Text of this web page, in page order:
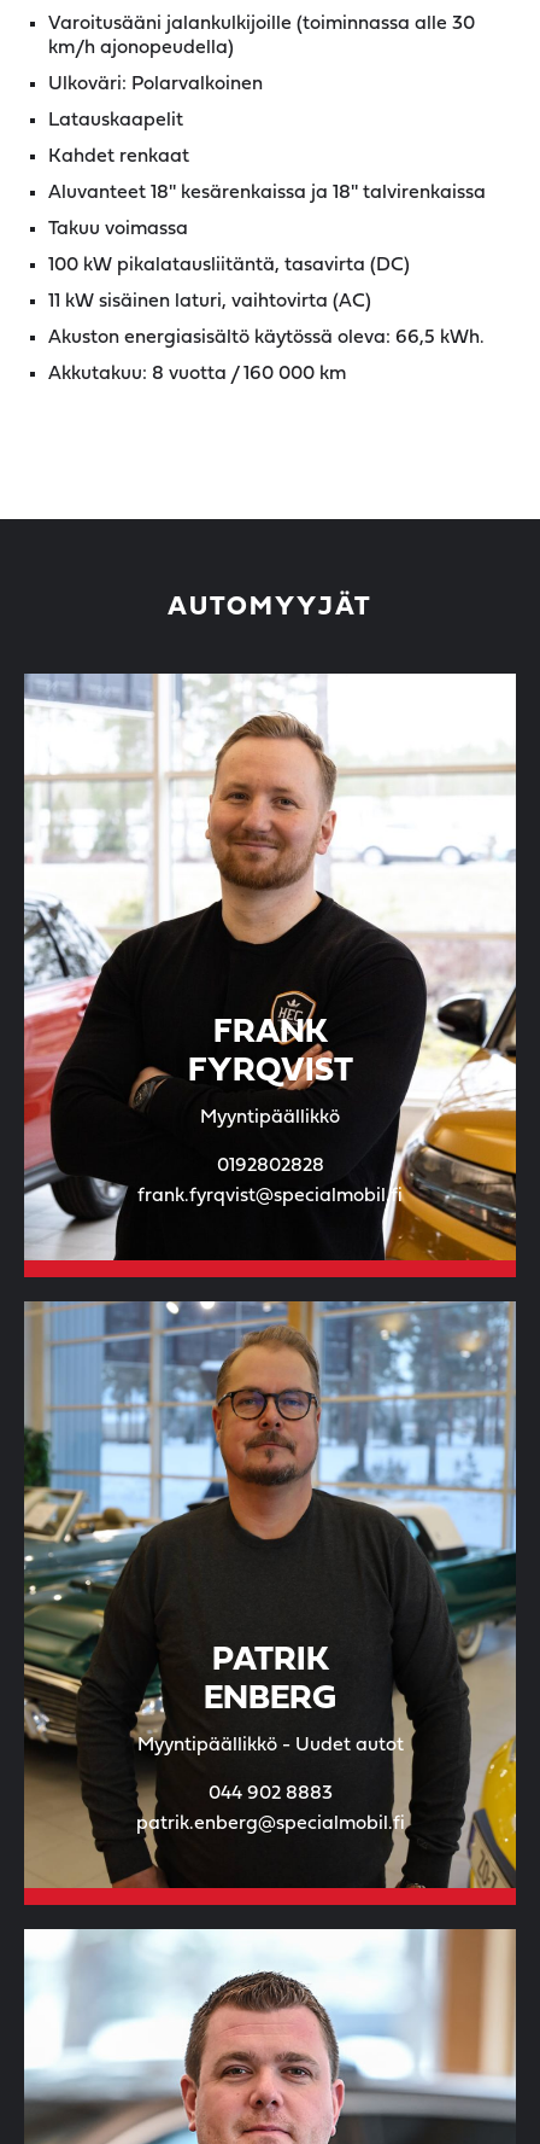
Varoitusääni jalankulkijoille (toiminnassa alle 30
km/h ajonopeudella)
Ulkoväri: Polarvalkoinen
Latauskaapelit
Kahdet renkaat
Aluvanteet 18'' kesärenkaissa ja 18'' talvirenkaissa
Takuu voimassa
100 kW pikalatausliitäntä, tasavirta (DC)
11 kW sisäinen laturi, vaihtovirta (AC)
Akuston energiasisältö käytössä oleva: 66,5 kWh.
Akkutakuu: 8 vuotta / 160 000 km
AUTOMYYJÄT
FRANK
FYRQVIST
Myyntipäällikkö
0192802828
frank.fyrqvist@specialmobil.fi
PATRIK
ENBERG
Myyntipäällikkö - Uudet autot
044 902 8883
patrik.enberg@specialmobil.fi